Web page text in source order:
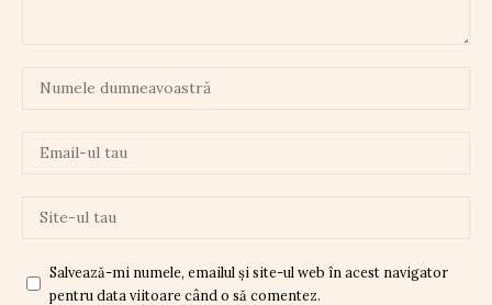
Salvează-mi numele, emailul și site-ul web în acest navigator
pentru data viitoare când o să comentez.